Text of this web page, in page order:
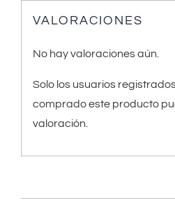
VALORACIONES
No hay valoraciones aún.
Solo los usuarios
comprado este producto
valoración.